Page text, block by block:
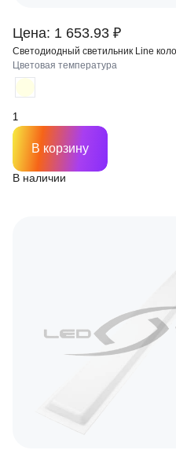
Цена: 1 653.93 ₽
Светодиодный светильник Line
В наличии
Цветовая температура
В корзину